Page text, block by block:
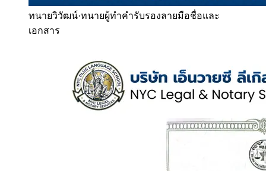
ทนายวิวัฒน์·ทนายผู้ทำคำรับรองลายมือชื่อและ
เอกสาร